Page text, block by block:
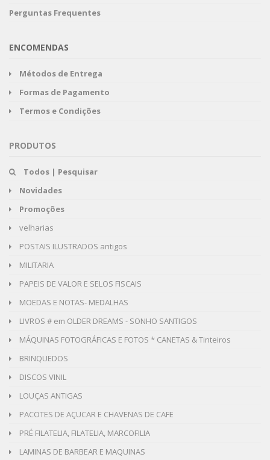
Perguntas Frequentes
ENCOMENDAS
Métodos de Entrega
Formas de Pagamento
Termos e Condições
PRODUTOS
Todos | Pesquisar
Novidades
Promoções
velharias
POSTAIS ILUSTRADOS antigos
MILITARIA
PAPEIS DE VALOR E SELOS FISCAIS
MOEDAS E NOTAS- MEDALHAS
LIVROS # em OLDER DREAMS - SONHO SANTIGOS
MÁQUINAS FOTOGRÁFICAS E FOTOS * CANETAS & Tinteiros
BRINQUEDOS
DISCOS VINIL
LOUÇAS ANTIGAS
PACOTES DE AÇUCAR E CHAVENAS DE CAFE
PRÉ FILATELIA, FILATELIA, MARCOFILIA
LAMINAS DE BARBEAR E MAQUINAS